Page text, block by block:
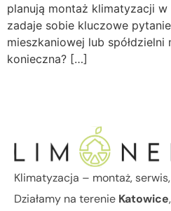
planują montaż klimatyzacji
zadaje sobie kluczowe
mieszkaniowej lub spółdzielni
konieczna? […]
Klimatyzacja – montaż,
Działamy na terenie Katowice,